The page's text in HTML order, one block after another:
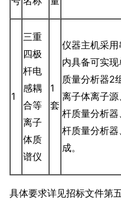
1
三重
四极
杆电
感耦
合等
离子
体质
谱仪
1
套
仪器主机采
内具备可实
质量分析器2
离子体离子
杆质量分析
杆质量分析
成。
具体要求详见招标文件第